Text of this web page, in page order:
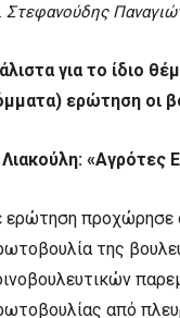
Στεφανούδης
για το ίδιο
ερώτηση οι
Λιακούλη: «Αγρότες
ερώτηση προχώρησε
της
από